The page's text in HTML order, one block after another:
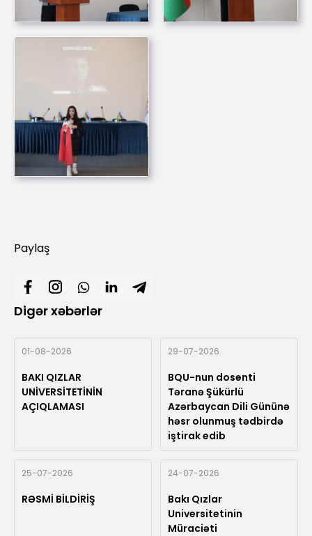
Paylaş
Digər xəbərlər
01-08-2026
BAKI QIZLAR
UNİVERSİTETİNİN
AÇIQLAMASI
29-07-2026
BQU-nun dosenti
Təranə Şükürlü
Azərbaycan Dili Gününə
həsr olunmuş tədbirdə
iştirak edib
25-07-2026
RƏSMİ BİLDİRİŞ
24-07-2026
Bakı Qızlar
Universitetinin
Müraciəti